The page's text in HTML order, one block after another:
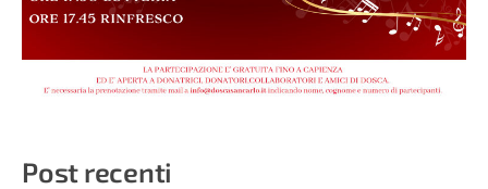
Post recenti